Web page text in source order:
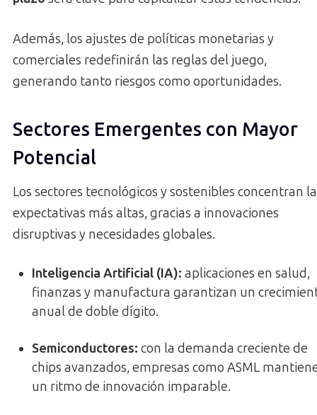
Además, los ajustes de políticas monetarias y
comerciales redefinirán las reglas del juego,
generando tanto riesgos como oportunidades.
Sectores Emergentes con Mayor
Potencial
Los sectores tecnológicos y sostenibles concentran
expectativas más altas, gracias a innovaciones
disruptivas y necesidades globales.
Inteligencia Artificial (IA): aplicaciones en salud,
finanzas y manufactura garantizan un
anual de doble dígito.
Semiconductores: con la demanda creciente de
chips avanzados, empresas como ASML
un ritmo de innovación imparable.